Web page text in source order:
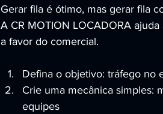
Gerar fila é ótimo, mas gerar fila
A CR MOTION LOCADORA
a favor do comercial.
Defina o objetivo: tráfego no
Crie uma mecânica simples:
equipes